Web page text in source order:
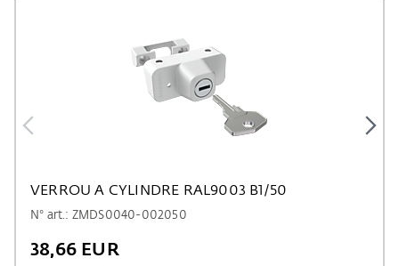
VERROU A CYLINDRE RAL9003 B1/50
N° art.: ZMDS0040-002050
38,66 EUR